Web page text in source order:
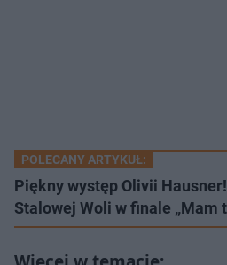
POLECANY ARTYKUŁ:
Piękny występ Olivii
Stalowej Woli w finale „Mam